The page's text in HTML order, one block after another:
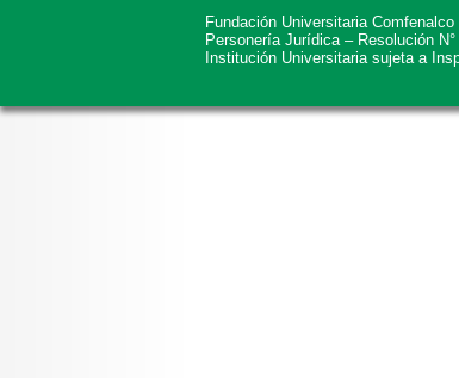
Fundación Universitaria Comfenalco
Personería Jurídica – Resolución
Institución Universitaria sujeta a